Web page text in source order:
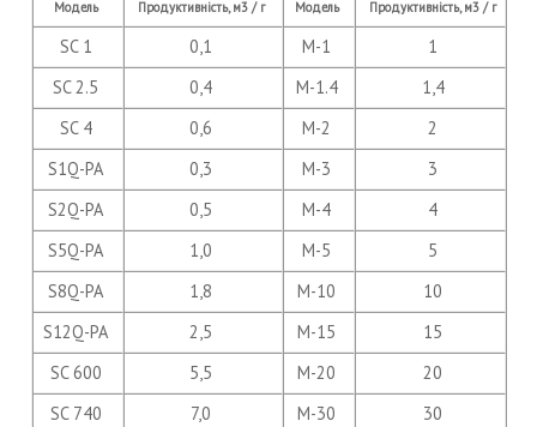
Модель Продуктивність, м3 / г Модель Продуктивність, м3 / г
SC 1 0,1 M-1
1
SC 2.5
0,4 M-1.4
1,4
SC 4
0,6 M-2
2
S1Q-PA
0,3 M-3
3
S2Q-PA
0,5 M-4
4
S5Q-PA
1,0 M-5
5
S8Q-PA
1,8 M-10
10
S12Q-PA
2,5 M-15
15
SC 600
5,5 M-20
20
SC 740
7,0 M-30
30